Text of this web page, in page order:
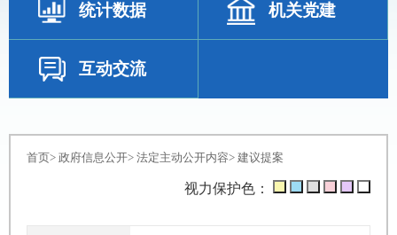
统计数据 机关党建
互动交流
首页> 政府信息公开> 法定主动公开内容> 建议提案
视力保护色：